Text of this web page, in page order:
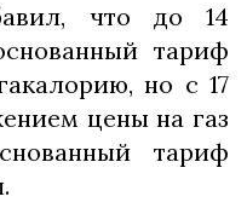
что до 14
тариф
но с 17
цены на газ
тариф